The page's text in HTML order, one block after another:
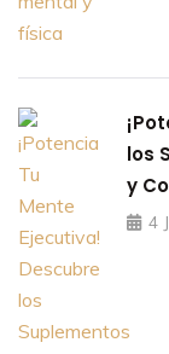
los
y
4